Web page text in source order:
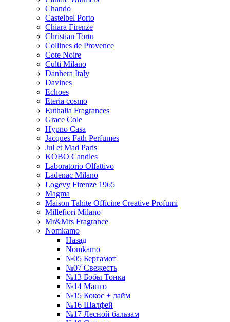
Chando
Castelbel Porto
Chiara Firenze
Christian Tortu
Collines de Provence
Cote Noire
Culti Milano
Danhera Italy
Davines
Echoes
Eteria cosmo
Euthalia Fragrances
Grace Cole
Hypno Casa
Jacques Fath Perfumes
Jul et Mad Paris
KOBO Candles
Laboratorio Olfattivo
Ladenac Milano
Logevy Firenze 1965
Magma
Maison Tahite Officine Creative Profumi
Millefiori Milano
Mr&Mrs Fragrance
Nomkamo
Назад
Nomkamo
№05 Бергамот
№07 Свежесть
№13 Бобы Тонка
№14 Манго
№15 Кокос + лайм
№16 Шалфей
№17 Лесной бальзам